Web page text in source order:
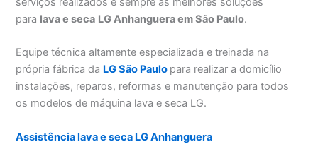
para lava e seca LG Anhanguera em São Paulo.
Equipe técnica altamente especializada e treinada na
própria fábrica da LG São Paulo para realizar a domicílio
instalações, reparos, reformas e manutenção para todos
os modelos de máquina lava e seca LG.
Assistência lava e seca LG Anhanguera